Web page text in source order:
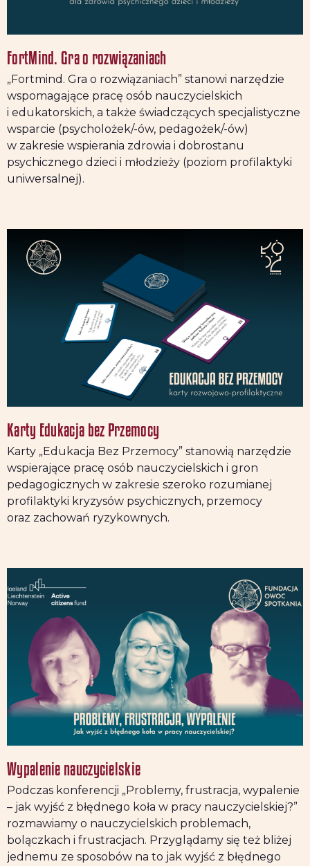
FortMind. Gra o rozwiązaniach
„Fortmind. Gra o rozwiązaniach” stanowi narzędzie
wspomagające pracę osób nauczycielskich
i edukatorskich, a także świadczących specjalistyczne
wsparcie (psycholożek/-ów, pedagożek/-ów)
w zakresie wspierania zdrowia i dobrostanu
psychicznego dzieci i młodzieży (poziom profilaktyki
uniwersalnej).
Karty Edukacja bez Przemocy
Karty „Edukacja Bez Przemocy” stanowią narzędzie
wspierające pracę osób nauczycielskich i gron
pedagogicznych w zakresie szeroko rozumianej
profilaktyki kryzysów psychicznych, przemocy
oraz zachowań ryzykownych.
Wypalenie nauczycielskie
Podczas konferencji „Problemy, frustracja, wypalenie
– jak wyjść z błędnego koła w pracy nauczycielskiej?”
rozmawiamy o nauczycielskich problemach,
bolączkach i frustracjach. Przyglądamy się też bliżej
jednemu ze sposobów na to jak wyjść z błędnego